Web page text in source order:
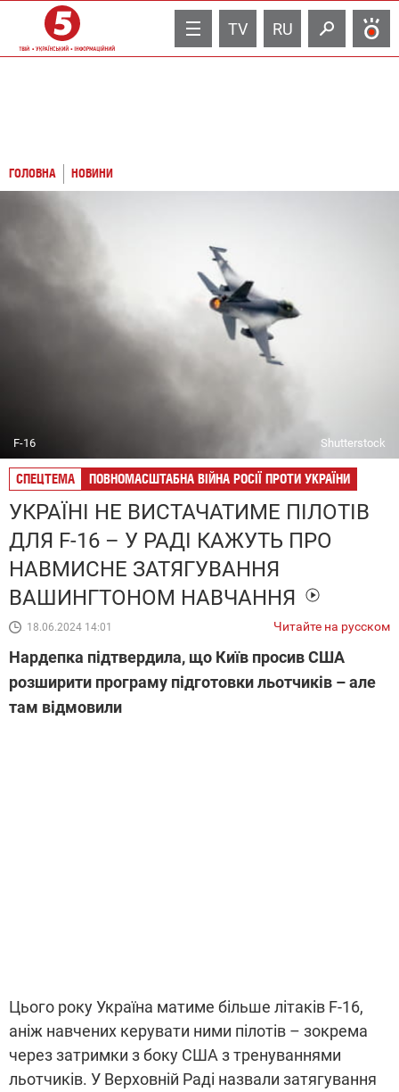
TV RU
ГОЛОВНА НОВИНИ
F-16 Shutterstock
СПЕЦТЕМА ПОВНОМАСШТАБНА ВІЙНА РОСІЇ ПРОТИ УКРАЇНИ
УКРАЇНІ НЕ ВИСТАЧАТИМЕ ПІЛОТІВ
ДЛЯ F-16 – У РАДІ КАЖУТЬ ПРО
НАВМИСНЕ ЗАТЯГУВАННЯ
ВАШИНГТОНОМ НАВЧАННЯ
18.06.2024 14:01 Читайте на русском
Нардепка підтвердила, що Київ просив США
розширити програму підготовки льотчиків – але
там відмовили
Цього року Україна матиме більше літаків F-16,
аніж навчених керувати ними пілотів – зокрема
через затримки з боку США з тренуваннями
льотчиків. У Верховній Раді назвали затягування